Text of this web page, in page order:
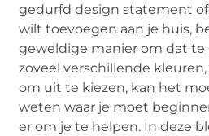
gedurfd design statement
wilt toevoegen aan je huis,
geweldige manier om dat te
zoveel verschillende
om uit te kiezen, kan het
weten waar je moet
er om je te helpen. In deze